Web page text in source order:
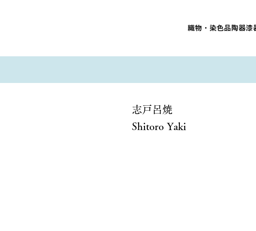
織物・染色品 陶器漆
志戸呂焼
Shitoro Yaki